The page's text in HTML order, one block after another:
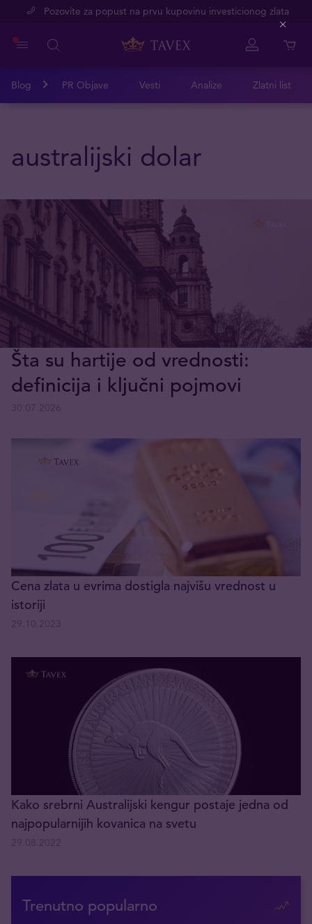
Pozovite za popust na prvu kupovinu investicionog zlata
Blog PR Objave Vesti Analize Zlatni list
australijski dolar
Šta su hartije od vrednosti:
definicija i ključni pojmovi
Cena zlata u evrima dostigla najvišu vrednost u
istoriji
Kako srebrni Australijski kengur postaje jedna od
najpopularnijih kovanica na svetu
Trenutno popularno
Close